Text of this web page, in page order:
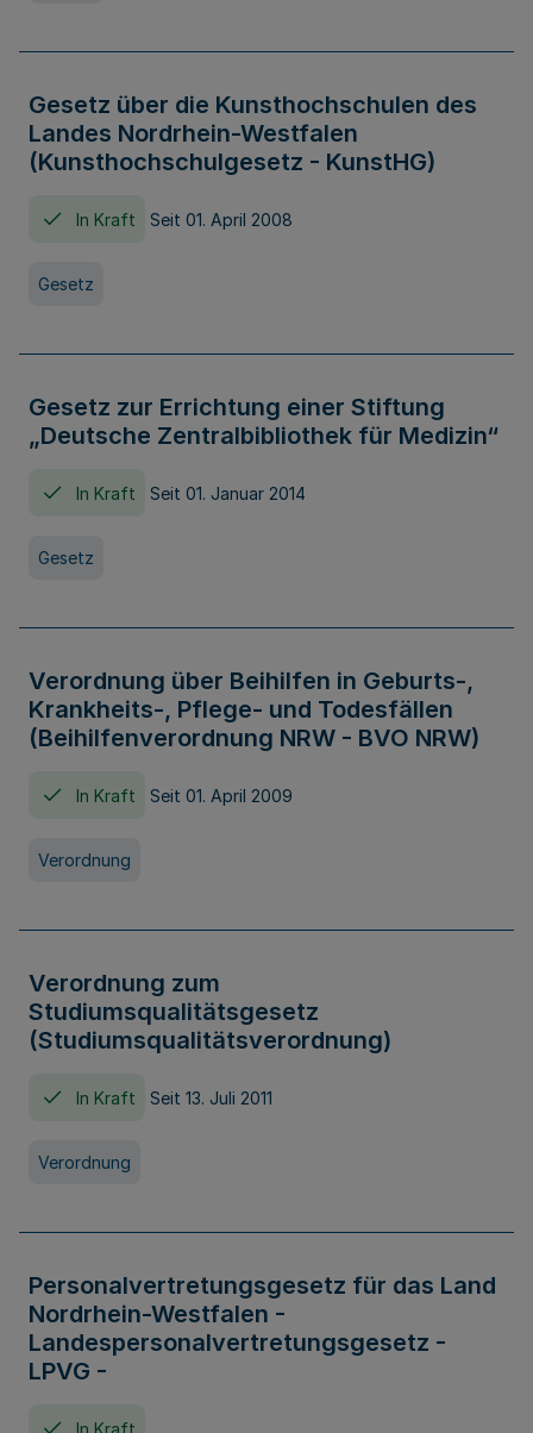
Gesetz über die Kunsthochschulen des
Landes Nordrhein-Westfalen
(Kunsthochschulgesetz - KunstHG)
In Kraft Seit 01. April 2008
Gesetz
Gesetz zur Errichtung einer Stiftung
„Deutsche Zentralbibliothek für Medizin“
In Kraft Seit 01. Januar 2014
Gesetz
Verordnung über Beihilfen in Geburts-,
Krankheits-, Pflege- und Todesfällen
(Beihilfenverordnung NRW - BVO NRW)
In Kraft Seit 01. April 2009
Verordnung
Verordnung zum
Studiumsqualitätsgesetz
(Studiumsqualitätsverordnung)
In Kraft Seit 13. Juli 2011
Verordnung
Personalvertretungsgesetz für das Land
Nordrhein-Westfalen -
Landespersonalvertretungsgesetz -
LPVG -
In Kraft